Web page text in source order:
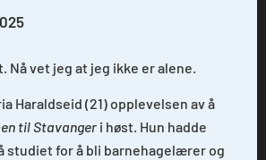
Nå vet jeg at jeg ikke er alene.
Haraldseid (21) opplevelsen av å
tilStavanger i høst. Hun hadde
studiet for å bli barnehagelærer og